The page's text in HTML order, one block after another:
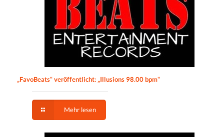
„FavoBeats“ veröffentlicht: „Illusions 98.00 bpm“
Mehr lesen